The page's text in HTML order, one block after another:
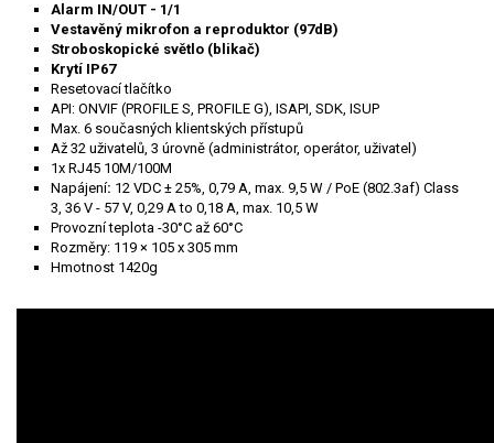
Alarm IN/OUT - 1/1
Vestavěný mikrofon a reproduktor (97dB)
Stroboskopické světlo (blikač)
Krytí IP67
Resetovací tlačítko
API: ONVIF (PROFILE S, PROFILE G), ISAPI, SDK, ISUP
Max. 6 současných klientských přístupů
Až 32 uživatelů, 3 úrovně (administrátor, operátor, uživatel)
1x RJ45 10M/100M
Napájení: 12 VDC ± 25%, 0,79 A, max. 9,5 W / PoE (802.3af) Class
3, 36 V - 57 V, 0,29 A to 0,18 A, max. 10,5 W
Provozní teplota -30°C až 60°C
Rozměry: 119 × 105 x 305 mm
Hmotnost 1420g